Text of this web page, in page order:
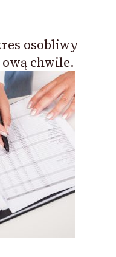
osobliwy
chwile.